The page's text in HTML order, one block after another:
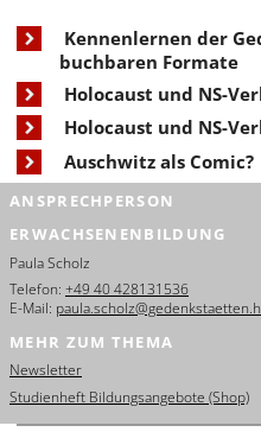
Kennenlernen der
buchbaren Formate
Holocaust und NS-
Holocaust und NS-
Auschwitz als Comic?
ANSPRECHPERSON
ERWACHSENENBILDUNG
Paula Scholz
Telefon: +49 40 428131536
E-Mail:
MEHR ZUM THEMA
Newsletter
Studienheft Bildungsangebote (Shop)